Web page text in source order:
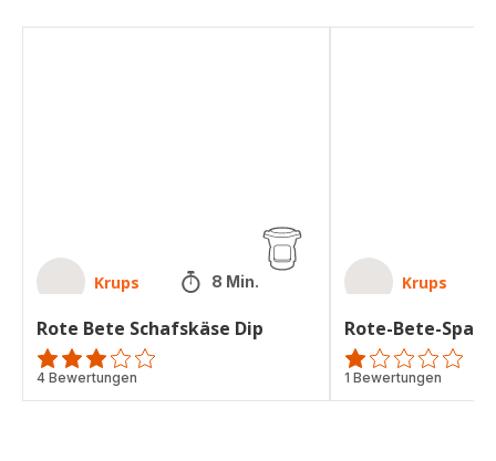
Krups 8 Min.
Rote Bete Schafskäse Dip
Bewertung
mit
4 Bewertungen
Krups
Rote-Bete-
Bewertung
mit
1 Bewertungen